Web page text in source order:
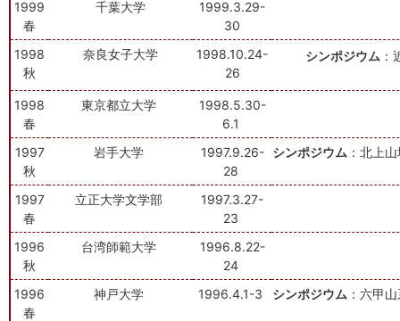
1999
春
千葉大学
1999.3.29-
30
1998
秋
奈良女子大学
1998.10.24-
26
シンポジウム
1998
春
東京都立大学
1998.5.30-
6.1
1997
秋
岩手大学
1997.9.26-
28
シンポジウム ：北上
1997
春
立正大学文学部
1997.3.27-
23
1996
秋
台湾師範大学
1996.8.22-
24
1996
春
神戸大学 1996.4.1-3 シンポジウム ：六甲